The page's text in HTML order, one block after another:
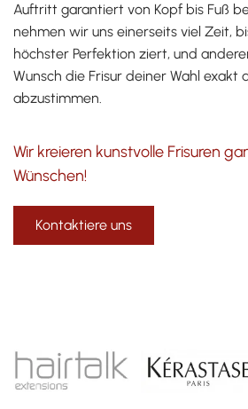
Auftritt garantiert von Kopf bis Fuß
nehmen wir uns einerseits viel Zeit,
höchster Perfektion ziert, und
Wunsch die Frisur deiner Wahl exakt
abzustimmen.
Wir kreieren kunstvolle Frisuren
Wünschen!
Kontaktiere uns